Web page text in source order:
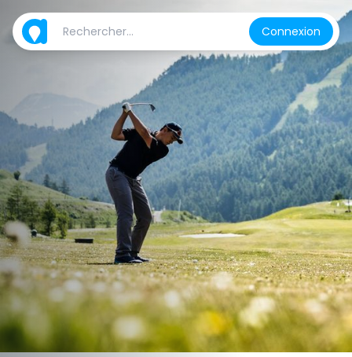
Connexion